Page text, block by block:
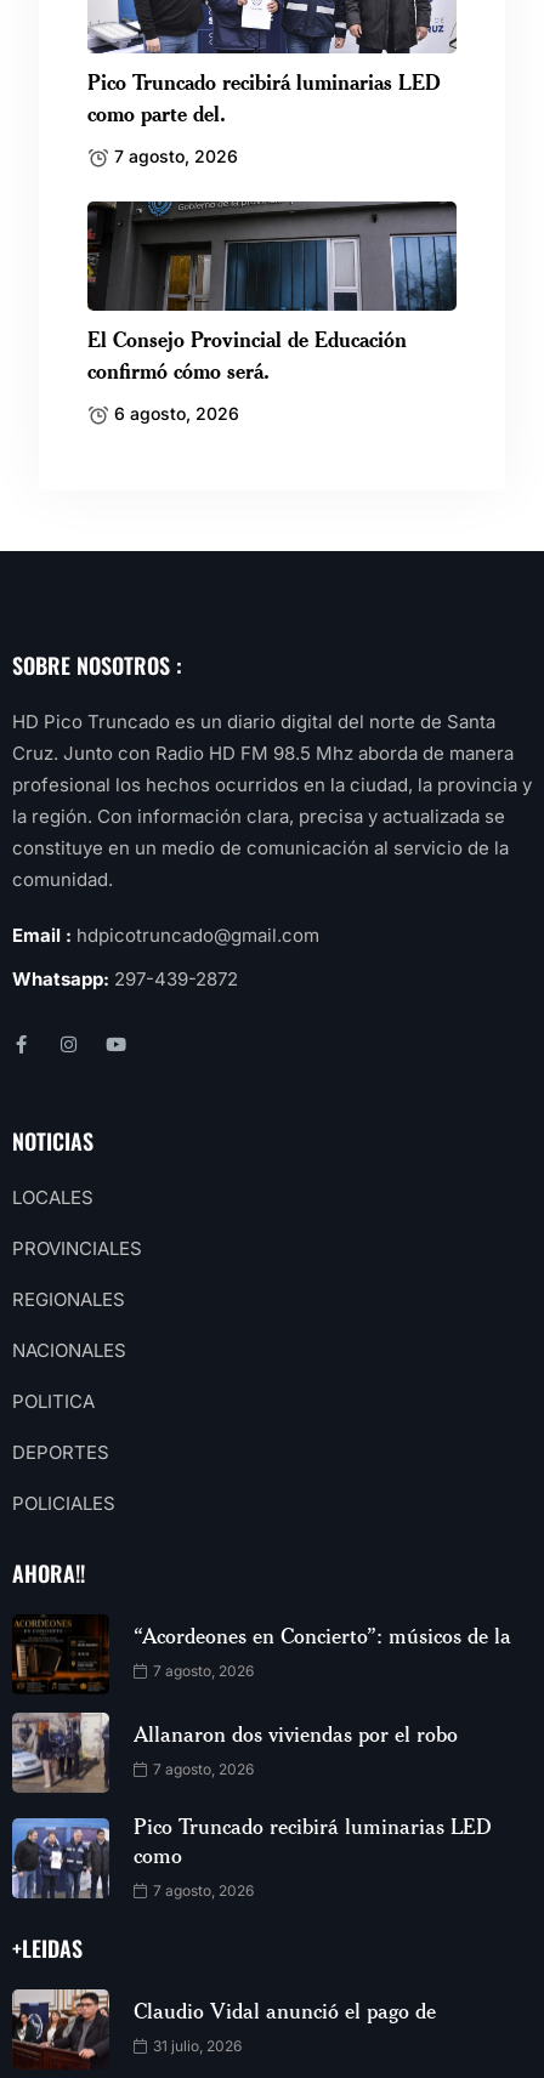
Pico Truncado recibirá luminarias LED
como parte del.
7 agosto, 2026
El Consejo Provincial de Educación
confirmó cómo será.
6 agosto, 2026
SOBRE NOSOTROS :
HD Pico Truncado es un diario digital del norte de Santa
Cruz. Junto con Radio HD FM 98.5 Mhz aborda de manera
profesional los hechos ocurridos en la ciudad, la provincia y
la región. Con información clara, precisa y actualizada se
constituye en un medio de comunicación al servicio de la
comunidad.
Email : hdpicotruncado@gmail.com
Whatsapp: 297-439-2872
NOTICIAS
LOCALES
PROVINCIALES
REGIONALES
NACIONALES
POLITICA
DEPORTES
POLICIALES
AHORA!!
“Acordeones en Concierto”: músicos de la
7 agosto, 2026
Allanaron dos viviendas por el robo
7 agosto, 2026
Pico Truncado recibirá luminarias LED
como
7 agosto, 2026
+LEIDAS
Claudio Vidal anunció el pago de
31 julio, 2026